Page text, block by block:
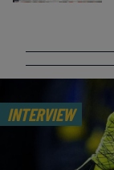
INTERVIEW